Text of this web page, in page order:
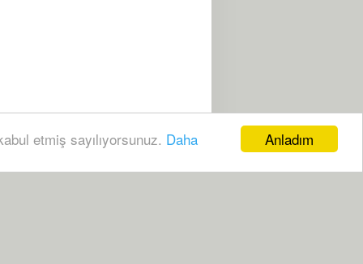
Anladım
etmiş sayılıyorsunuz. Daha